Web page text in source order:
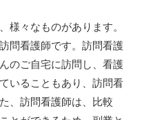
様々なものがあります。
問看護師です。訪問看護
のご自宅に訪問し、看護
いることもあり、訪問看
、訪問看護師は、比較